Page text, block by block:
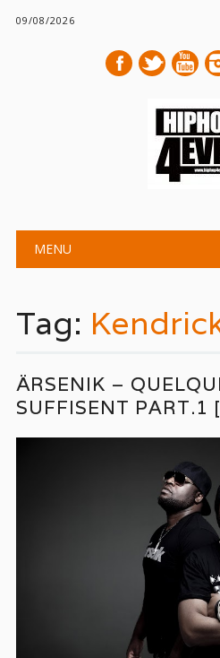
09/08/2026
Main menu
MENU
Tag:
ÄRSENIK –
SUFFISENT PART.1